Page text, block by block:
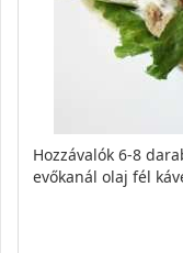
Hozzávalók 6-8
evőkanál olaj fél